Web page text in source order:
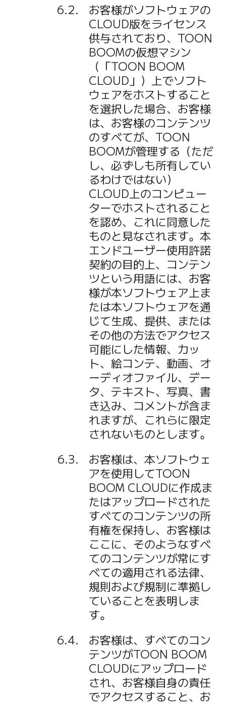
お客様がソフトウェアの
CLOUD版をライセンス
供与されており、TOON
BOOMの仮想マシン
（「TOON BOOM
CLOUD」）上でソフト
ウェアをホストすること
を選択した場合、お客様
は、お客様のコンテンツ
のすべてが、TOON
BOOMが管理する（ただ
し、必ずしも所有してい
るわけではない）
CLOUD上のコンピュー
ターでホストされること
を認め、これに同意した
ものと見なされます。本
エンドユーザー使用許諾
契約の目的上、コンテン
ツという用語には、お客
様が本ソフトウェア上ま
たは本ソフトウェアを通
じて生成、提供、または
その他の方法でアクセス
可能にした情報、カッ
ト、絵コンテ、動画、オ
ーディオファイル、デー
タ、テキスト、写真、書
き込み、コメントが含ま
れますが、これらに限定
されないものとします。
お客様は、本ソフトウェ
アを使用してTOON
BOOM CLOUDに作成ま
たはアップロードされた
すべてのコンテンツの所
有権を保持し、お客様は
ここに、そのようなすべ
てのコンテンツが常にす
べての適用される法律、
規則および規制に準拠し
ていることを表明しま
す。
お客様は、すべてのコン
テンツがTOON BOOM
CLOUDにアップロード
され、お客様自身の責任
でアクセスすること、お